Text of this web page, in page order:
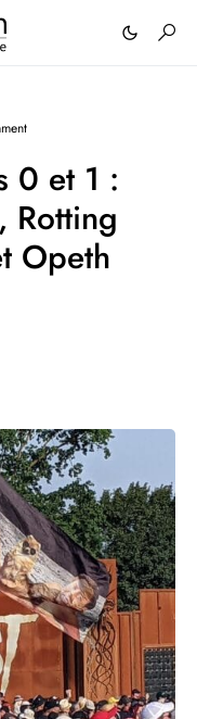
0 et 1 :
Rotting
Opeth